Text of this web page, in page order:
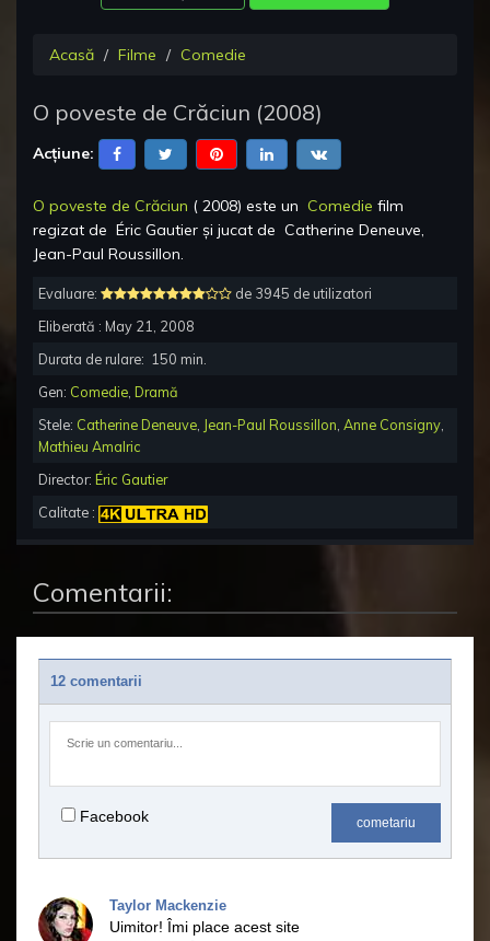
Acasă Filme Comedie
O poveste de Crăciun (2008)
Acțiune:
O poveste de Crăciun ( 2008) este un Comedie film
regizat de Éric Gautier și jucat de Catherine Deneuve,
Jean-Paul Roussillon.
Evaluare:
de 3945 de utilizatori
Eliberată : May 21, 2008
Durata de rulare: 150 min.
Gen: Comedie Dramă
Stele: Catherine Deneuve Jean-Paul Roussillon Anne Consigny
Mathieu Amalric
Director: Éric Gautier
Calitate :
Comentarii:
12 comentarii
Facebook cometariu
Taylor Mackenzie
Uimitor! Îmi place acest site